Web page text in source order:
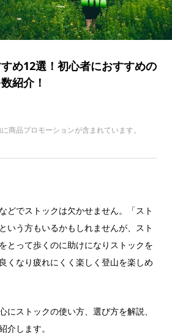
め12選！初心者におすすめの
紹介！
商品プロモーションが含まれています。
どでストックは欠かせません。「スト
いう方もいるかもしれませんが、スト
とって歩くのに助けになりストックを
くなり疲れにくく楽しく登山を楽しめ
にストックの使い方、選び方を解説、
介します。